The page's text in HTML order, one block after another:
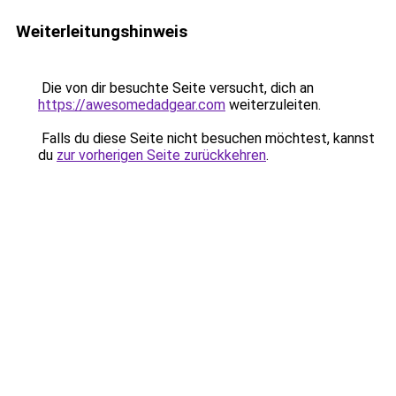
Weiterleitungshinweis
Die von dir besuchte Seite versucht, dich an
https://awesomedadgear.com weiterzuleiten.
Falls du diese Seite nicht besuchen möchtest, kannst
du zur vorherigen Seite zurückkehren.